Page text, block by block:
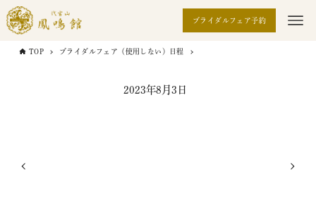
ブライダルフェア予約
TOP ブライダルフェア（使用しない）日程
2023年8月3日